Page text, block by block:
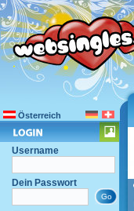
Österreich
Username
Dein Passwort